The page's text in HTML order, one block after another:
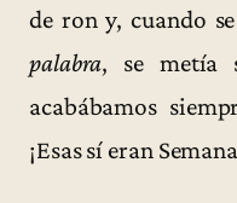
de ron y, cuando
palabra, se metía
acabábamos
¡Esas sí eran